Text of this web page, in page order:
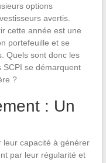
options
avertis.
cette année est une
portefeuille et se
Quels sont donc les
se démarquent
?
: Un
leur capacité à générer
par leur régularité et